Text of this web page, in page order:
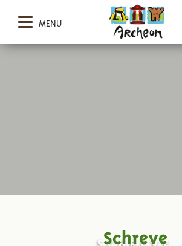
MENU
SCHREVE
Schreve